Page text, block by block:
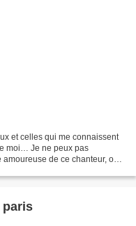
et celles qui me connaissent
moi… Je ne peux pas
de ce chanteur, ou
paris